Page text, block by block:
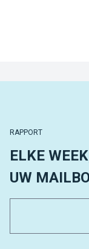
RAPPORT
ELKE
UW